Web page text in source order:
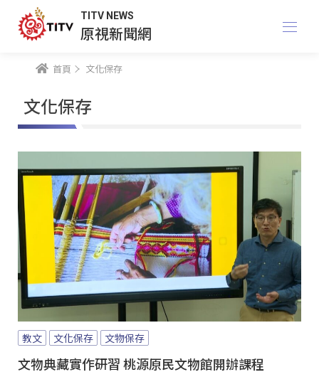
TITV NEWS
原視新聞網
首頁 文化保存
文化保存
教文 文化保存 文物保存
文物典藏實作研習 桃源原民文物館開辦課程